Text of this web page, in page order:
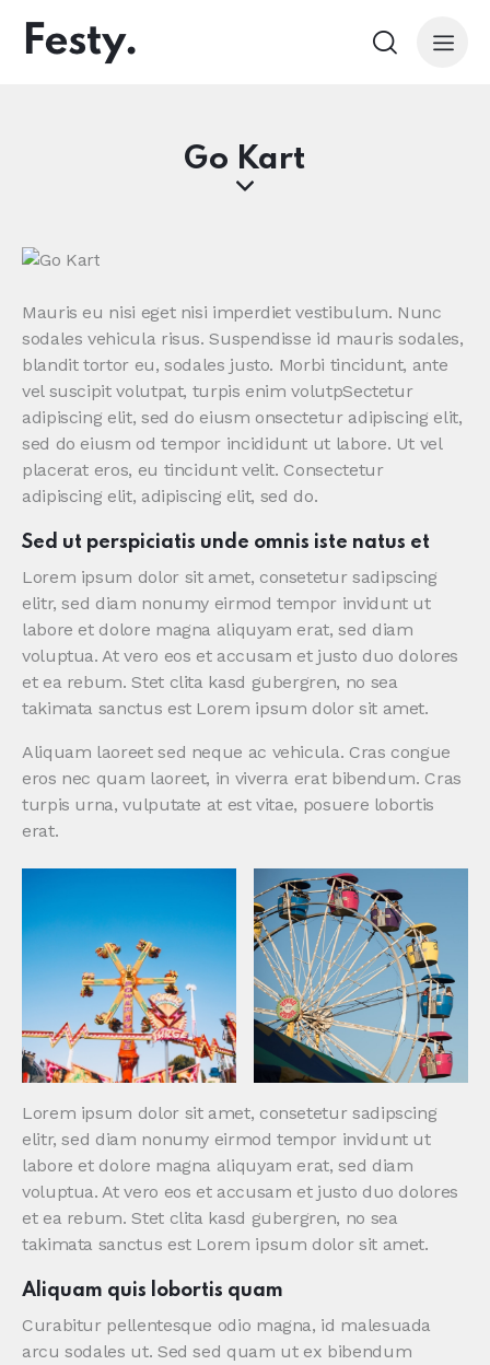
Go Kart
Mauris eu nisi eget nisi imperdiet vestibulum. Nunc
sodales vehicula risus. Suspendisse id mauris sodales,
blandit tortor eu, sodales justo. Morbi tincidunt, ante
vel suscipit volutpat, turpis enim volutpSectetur
adipiscing elit, sed do eiusm onsectetur adipiscing elit,
sed do eiusm od tempor incididunt ut labore. Ut vel
placerat eros, eu tincidunt velit. Consectetur
adipiscing elit, adipiscing elit, sed do.
Sed ut perspiciatis unde omnis iste natus et
Lorem ipsum dolor sit amet, consetetur sadipscing
elitr, sed diam nonumy eirmod tempor invidunt ut
labore et dolore magna aliquyam erat, sed diam
voluptua. At vero eos et accusam et justo duo dolores
et ea rebum. Stet clita kasd gubergren, no sea
takimata sanctus est Lorem ipsum dolor sit amet.
Aliquam laoreet sed neque ac vehicula. Cras congue
eros nec quam laoreet, in viverra erat bibendum. Cras
turpis urna, vulputate at est vitae, posuere lobortis
erat.
Lorem ipsum dolor sit amet, consetetur sadipscing
elitr, sed diam nonumy eirmod tempor invidunt ut
labore et dolore magna aliquyam erat, sed diam
voluptua. At vero eos et accusam et justo duo dolores
et ea rebum. Stet clita kasd gubergren, no sea
takimata sanctus est Lorem ipsum dolor sit amet.
Aliquam quis lobortis quam
Curabitur pellentesque odio magna, id malesuada
arcu sodales ut. Sed sed quam ut ex bibendum